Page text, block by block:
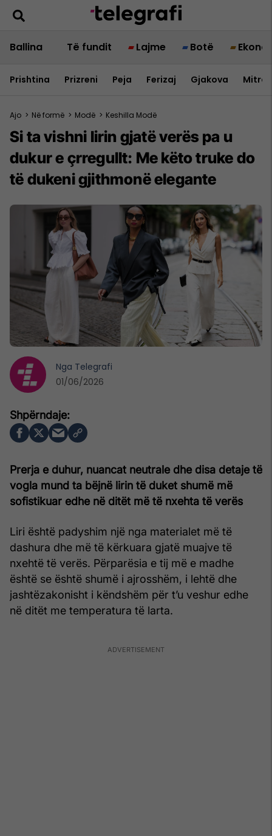
Ballina Të fundit Lajme Botë
Prishtina Prizreni Peja Ferizaj Gjakova
Ajo > Në formë > Modë > Keshilla Modë
Si ta vishni lirin gjatë verës pa u
dukur e çrregullt: Me këto truke do
të dukeni gjithmonë elegante
Prerja e duhur, nuancat neutrale dhe disa detaje të
vogla mund ta bëjnë lirin të duket shumë më
sofistikuar edhe në ditët më të nxehta të verës
Liri është padyshim një nga materialet më të
dashura dhe më të kërkuara gjatë muajve të
nxehtë të verës. Përparësia e tij më e madhe
është se është shumë i ajrosshëm, i lehtë dhe
jashtëzakonisht i këndshëm për t’u veshur edhe
në ditët me temperatura të larta.
Nga Telegrafi
01/06/2026